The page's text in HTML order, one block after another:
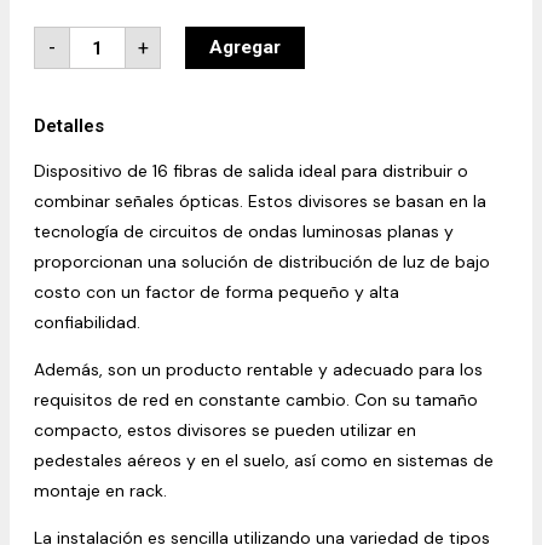
- + Agregar
Detalles
Dispositivo de 16 fibras de salida ideal para distribuir o
combinar señales ópticas. Estos divisores se basan en la
tecnología de circuitos de ondas luminosas planas y
proporcionan una solución de distribución de luz de bajo
costo con un factor de forma pequeño y alta
confiabilidad.
Además, son un producto rentable y adecuado para los
requisitos de red en constante cambio. Con su tamaño
compacto, estos divisores se pueden utilizar en
pedestales aéreos y en el suelo, así como en sistemas de
montaje en rack.
La instalación es sencilla utilizando una variedad de tipos